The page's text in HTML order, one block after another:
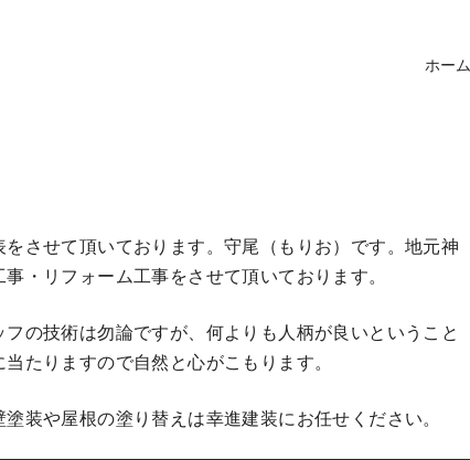
ホーム
させて頂いております。守尾（もりお）です。地元神
・リフォーム工事をさせて頂いております。
の技術は勿論ですが、何よりも人柄が良いということ
たりますので自然と心がこもります。
装や屋根の塗り替えは幸進建装にお任せください。